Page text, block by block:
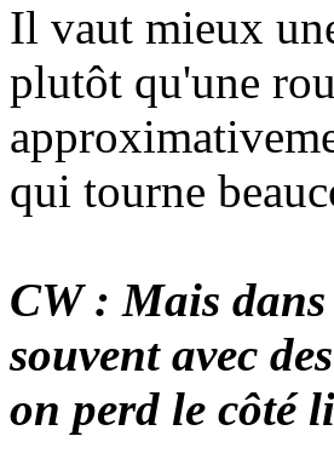
Il vaut mieux
plutôt qu'une
qui tourne
CW : Mais dans
souvent avec
on perd le côté